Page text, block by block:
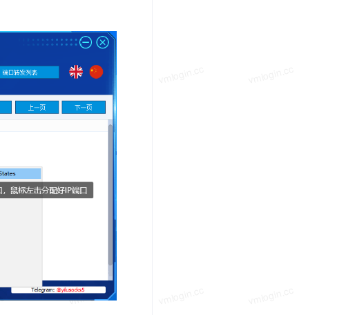
vmlogin.cc
vmlogin.cc